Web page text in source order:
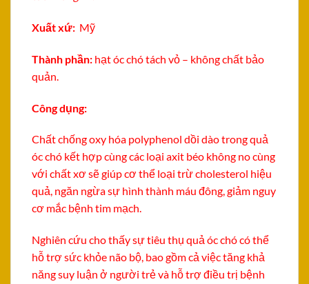
Xuất xứ: Mỹ
Thành phần: hạt óc chó tách vỏ – không chất bảo
quản.
Công dụng:
Chất chống oxy hóa polyphenol dồi dào trong quả
óc chó kết hợp cùng các loại axit béo không no cùng
với chất xơ sẽ giúp cơ thể loại trừ cholesterol hiệu
quả, ngăn ngừa sự hình thành máu đông, giảm nguy
cơ mắc bệnh tim mạch.
Nghiên cứu cho thấy sự tiêu thụ quả óc chó có thể
hỗ trợ sức khỏe não bộ, bao gồm cả việc tăng khả
năng suy luận ở người trẻ và hỗ trợ điều trị bệnh